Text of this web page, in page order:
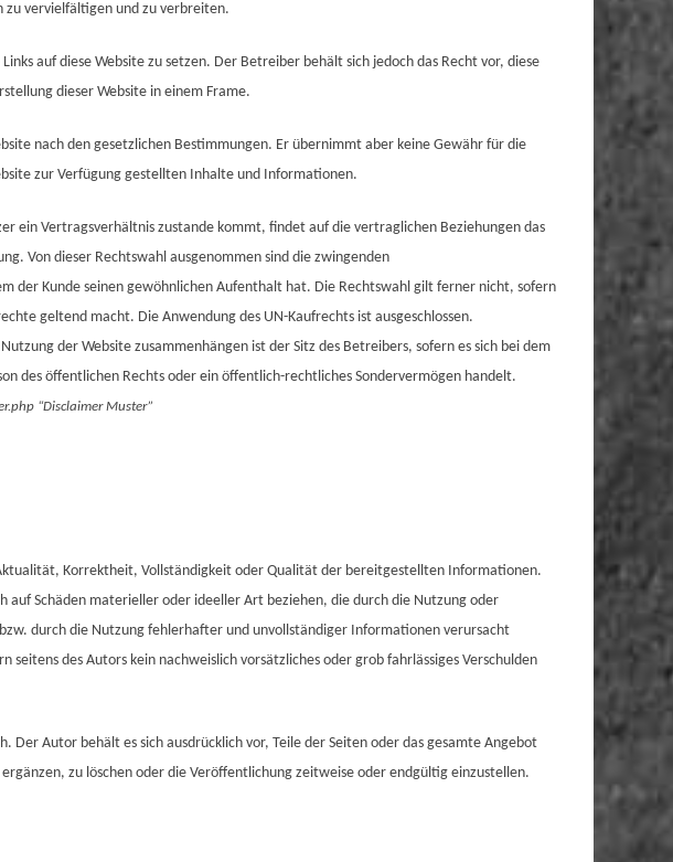
zu vervielfältigen und zu verbreiten.
auf diese Website zu setzen. Der Betreiber behält sich jedoch das Recht vor, diese
dieser Website in einem Frame.
nach den gesetzlichen Bestimmungen. Er übernimmt aber keine Gewähr für die
zur Verfügung gestellten Inhalte und Informationen.
ein Vertragsverhältnis zustande kommt, findet auf die vertraglichen Beziehungen das
Von dieser Rechtswahl ausgenommen sind die zwingenden
der Kunde seinen gewöhnlichen Aufenthalt hat. Die Rechtswahl gilt ferner nicht, sofern
geltend macht. Die Anwendung des UN-Kaufrechts ist ausgeschlossen.
der Website zusammenhängen ist der Sitz des Betreibers, sofern es sich bei dem
des öffentlichen Rechts oder ein öffentlich-rechtliches Sondervermögen handelt.
“Disclaimer Muster”
Korrektheit, Vollständigkeit oder Qualität der bereitgestellten Informationen.
auf Schäden materieller oder ideeller Art beziehen, die durch die Nutzung oder
durch die Nutzung fehlerhafter und unvollständiger Informationen verursacht
seitens des Autors kein nachweislich vorsätzliches oder grob fahrlässiges Verschulden
Der Autor behält es sich ausdrücklich vor, Teile der Seiten oder das gesamte Angebot
zu löschen oder die Veröffentlichung zeitweise oder endgültig einzustellen.